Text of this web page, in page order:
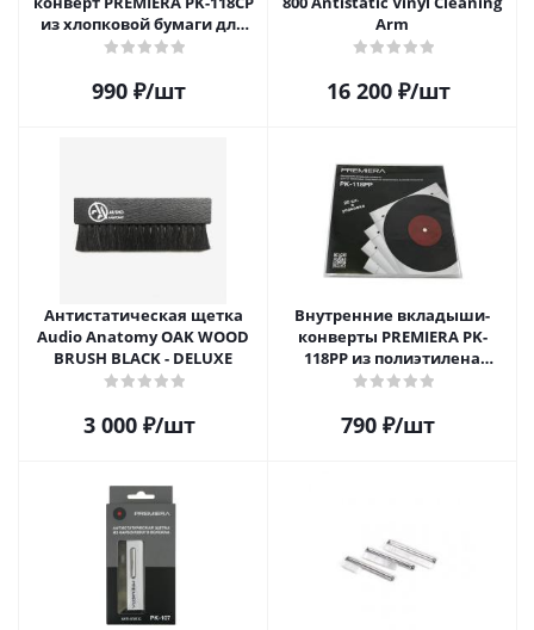
из хлопковой бумаги для
12" виниловой пластинки 1
990 ₽/шт
Arm
16 200₽/шт
Антистатическая щетка
Audio Anatomy OAK WOOD
BRUSH BLACK - DELUXE
3 000₽/шт
Внутренние вкладыши-
конверты PREMIERA PK-
118PP из полиэтилена
высокой плотности для 12"
шт.
790 ₽/шт